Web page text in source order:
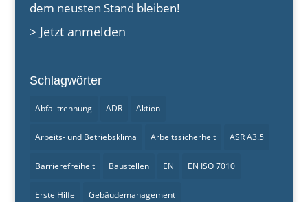
dem neusten Stand bleiben!
> Jetzt anmelden
Schlagwörter
Abfalltrennung ADR Aktion
Arbeits- und Betriebsklima Arbeitssicherheit ASR A3.5
Barrierefreiheit Baustellen EN EN ISO 7010
Erste Hilfe Gebäudemanagement